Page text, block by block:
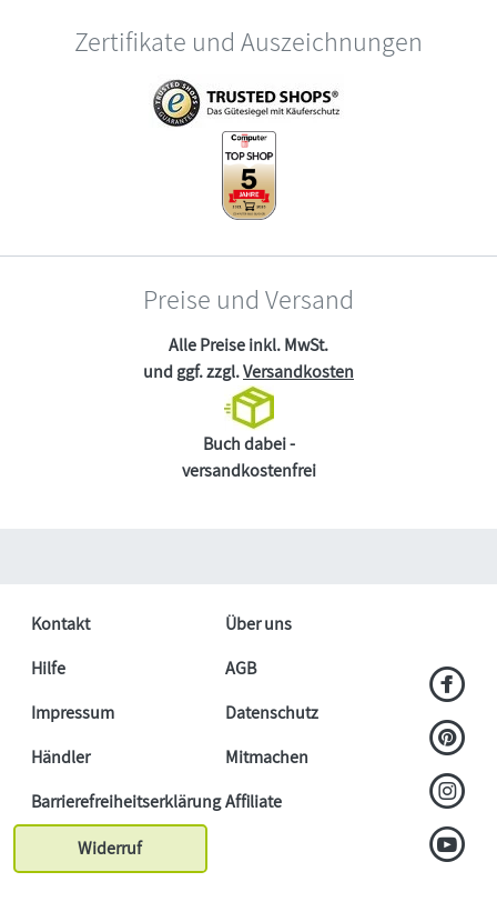
Zertifikate und Auszeichnungen
Preise und Versand
Alle Preise inkl. MwSt.
und ggf. zzgl.Versandkosten
Buch dabei -
versandkostenfrei
Kontakt
Über uns
Hilfe
AGB
Impressum
Datenschutz
Händler
Mitmachen
BarrierefreiheitserklärungAffiliate
Widerruf